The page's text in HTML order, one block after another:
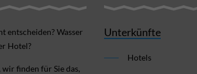
ent­scheiden? Wasser
Hotel?
finden für Sie das,
Unterkünfte
Hotels